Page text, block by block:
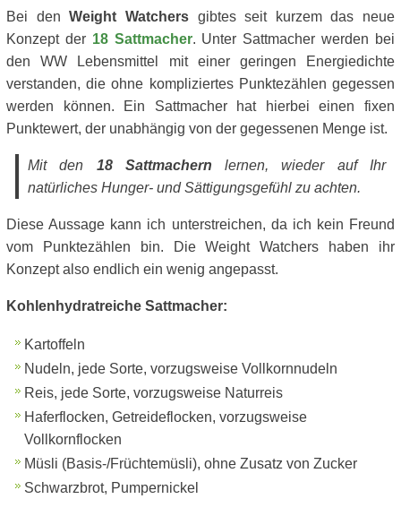
Bei denWeight Watchersgibtes seit kurzem das neue
Konzept der 18 Sattmacher. Unter Sattmacher werden bei
den WW Lebensmittel mit einer geringen Energiedichte
verstanden, die ohne kompliziertes Punktezählen gegessen
werden können. Ein Sattmacher hat hierbei einen fixen
Punktewert, der unabhängig von der gegessenen Menge ist.
Mit den 18 Sattmachern lernen, wieder auf Ihr
natürliches Hunger- und Sättigungsgefühl zu achten.
Diese Aussage kann ich unterstreichen, da ich kein Freund
vom Punktezählen bin. Die Weight Watchers haben ihr
Konzept also endlich ein wenig angepasst.
Kohlenhydratreiche Sattmacher:
Kartoffeln
Nudeln, jede Sorte, vorzugsweise Vollkornnudeln
Reis, jede Sorte, vorzugsweise Naturreis
Haferflocken, Getreideflocken, vorzugsweise
Vollkornflocken
Müsli (Basis-/Früchtemüsli), ohne Zusatz von Zucker
Schwarzbrot, Pumpernickel